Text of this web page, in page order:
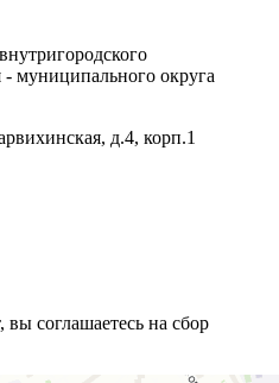
муниципального округа
д.4, корп.1
вы соглашаетесь на сбор